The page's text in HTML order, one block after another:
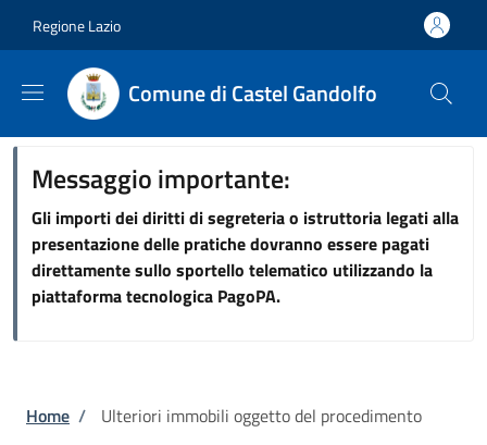
Regione Lazio
Comune di Castel Gandolfo
Messaggio importante:
Gli importi dei diritti di segreteria o istruttoria legati alla
presentazione delle pratiche dovranno essere pagati
direttamente sullo sportello telematico utilizzando la
piattaforma tecnologica PagoPA.
Briciole di pane
Home / Ulteriori immobili oggetto del procedimento